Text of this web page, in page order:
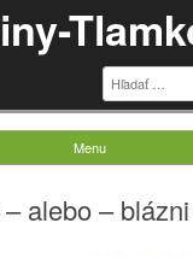
Hľadať:
Menu
alebo –